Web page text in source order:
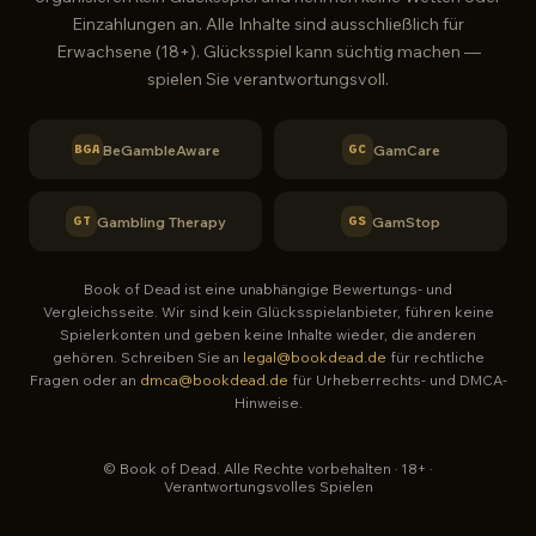
Einzahlungen an. Alle Inhalte sind ausschließlich für
Erwachsene (18+). Glücksspiel kann süchtig machen —
spielen Sie verantwortungsvoll.
BGA BeGambleAware GC GamCare
GT Gambling Therapy GS GamStop
Book of Dead ist eine unabhängige Bewertungs- und
Vergleichsseite. Wir sind kein Glücksspielanbieter, führen keine
Spielerkonten und geben keine Inhalte wieder, die anderen
gehören. Schreiben Sie an legal@bookdead.de für rechtliche
Fragen oder an dmca@bookdead.de für Urheberrechts- und DMCA-
Hinweise.
© Book of Dead. Alle Rechte vorbehalten · 18+ ·
Verantwortungsvolles Spielen
Online — Antwort in ~1 Min.